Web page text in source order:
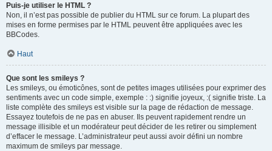
Puis-je utiliser le HTML ?
Non, il n’est pas possible de publier du HTML sur ce forum. La plupart des
mises en forme permises par le HTML peuvent être appliquées avec les
BBCodes.
Haut
Que sont les smileys ?
Les smileys, ou émoticônes, sont de petites images utilisées pour exprimer des
sentiments avec un code simple, exemple : :) signifie joyeux, :( signifie triste. La
liste complète des smileys est visible sur la page de rédaction de message.
Essayez toutefois de ne pas en abuser. Ils peuvent rapidement rendre un
message illisible et un modérateur peut décider de les retirer ou simplement
d’effacer le message. L’administrateur peut aussi avoir défini un nombre
maximum de smileys par message.